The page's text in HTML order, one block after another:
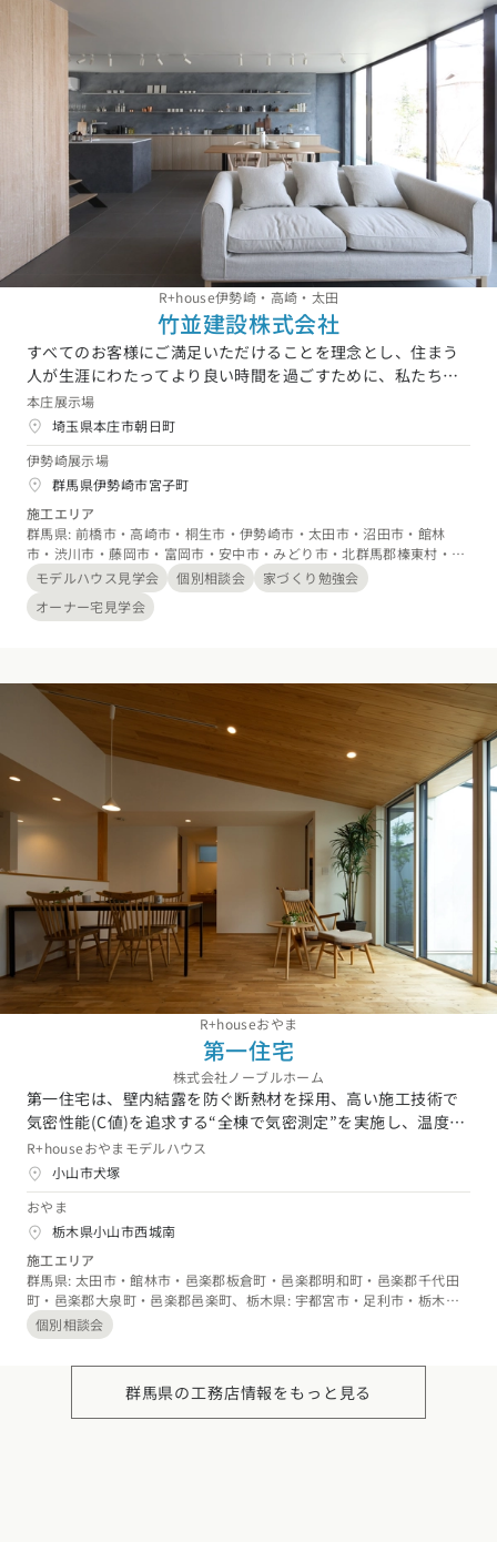
R+house伊勢崎・高崎・太田
竹並建設株式会社
すべてのお客様にご満足いただけることを理念とし、住まう
人が生涯にわたってより良い時間を過ごすために、私たちは
常に人に向き合い、答えを求めます。お客様のご家族の夢の
住まいを創造し、より良いものを目指す姿勢が竹並建設をよ
り飛躍させてきました。竹並建設は、一人ひとりのお客様、
一人ひとりの職人さんと、 常に向き合い、話し合い、ともに
進んでいく。 お客様の理想・こだわりに応じた多様な家は、
建設業で培った確かな工法で建てることにより、安心して長
く暮らせる高性能住宅をご提案いたします。
本庄展示場
埼玉県本庄市朝日町
伊勢崎展示場
群馬県伊勢崎市宮子町
施工エリア
群馬県: 前橋市・高崎市・桐生市・伊勢崎市・太田市・沼田市・館林
市・渋川市・藤岡市・富岡市・安中市・みどり市・北群馬郡榛東村・北
群馬郡吉岡町・多野郡上野村・多野郡神流町・甘楽郡下仁田町・甘楽郡
南牧村・甘楽郡甘楽町・吾妻郡中之条町・吾妻郡長野原町・吾妻郡嬬恋
村・吾妻郡草津町・吾妻郡高山村・吾妻郡東吾妻町・利根郡片品村・利
市・東松山市・羽生市・鴻巣市・深谷市・桶川市・北本市・坂戸市・鶴
ヶ島市・日高市・比企郡滑川町・比企郡嵐山町・比企郡小川町・比企郡
川島町・比企郡吉見町・比企郡鳩山町・秩父郡横瀬町・比企郡ときがわ
町・秩父郡皆野町・秩父郡長瀞町・秩父郡小鹿野町・秩父郡東秩父村・
児玉郡神川町・児玉郡上里町・大里郡寄居町
モデルハウス見学会 個別相談会
家づくり勉強会
オーナー宅見学会
R+houseおやま
第一住宅
株式会社ノーブルホーム
第一住宅は、壁内結露を防ぐ断熱材を採用、高い施工技術で
気密性能(C値)を追求する“全棟で気密測定”を実施し、温度変
化なく計画的に家の空気を入れ替える健康住宅で、3世代先ま
で長く快適に暮らして頂く『栃木100年住宅』をコンセプト
に住宅づくりをしています。また断熱性能(UA値)にもこだわ
り、夏・冬でもエアコン1台で快適な“ヒートショックの無
い”住宅をつくりあげ、さらに優秀な建築家とコラボし
て“100年先でも色あせない洗練されたデザイン”を真心こめ
て設計させて頂いております。ぜひ、第一住宅の掲げる『栃
木100年住宅』への“熱い想い”をご体感ください。
R+houseおやまモデルハウス
小山市犬塚
おやま
栃木県小山市西城南
施工エリア
群馬県: 太田市・館林市・邑楽郡板倉町・邑楽郡明和町・邑楽郡千代田
町・邑楽郡大泉町・邑楽郡邑楽町、栃木県: 宇都宮市・足利市・栃木
市・佐野市・鹿沼市・小山市・真岡市・下野市・河内郡上三川町・芳賀
郡益子町・芳賀郡芳賀町・下都賀郡壬生町・下都賀郡野木町、茨城県:
個別相談会
群馬県の工務店情報をもっと見る